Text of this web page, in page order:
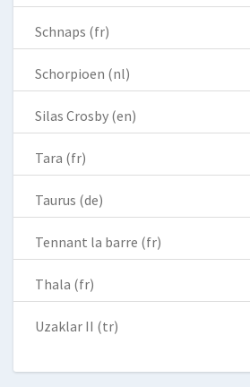
Schnaps (fr)
Schorpioen (nl)
Silas Crosby (en)
Tara (fr)
Taurus (de)
Tennant la barre (fr)
Thala (fr)
Uzaklar II (tr)